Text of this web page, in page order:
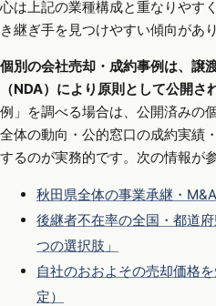
心は上記の業種構成と重なりやす
き継ぎ手を見つけやすい傾向があり
個別の会社売却・成約事例は、譲
（NDA）により原則として公開さ
例」を調べる場合は、公開済みの
全体の動向・公的窓口の成約実績
するのが実務的です。次の情報が
秋田県全体の事業承継・
後継者不在率の全国・都道
つの選択肢」
自社のおおよその売却価格
定）